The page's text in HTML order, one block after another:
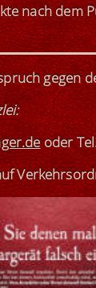
nach dem
gegen
:
oder